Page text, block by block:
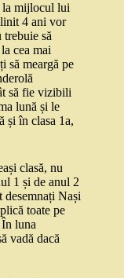
la mijlocul lui
4 ani vor
trebuie să
cea mai
să meargă pe
să fie vizibili
lună și le
și în clasa 1a,
clasă, nu
1 și de anul 2
desemnați Nași
toate pe
luna
vadă dacă